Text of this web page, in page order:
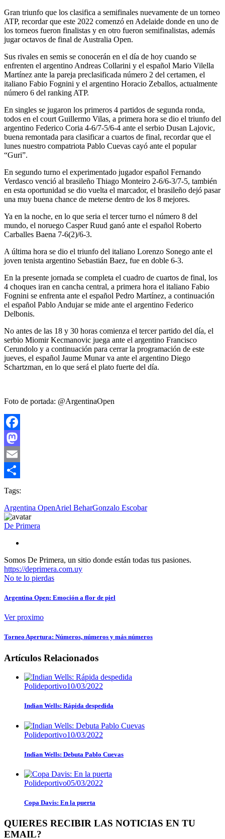
Gran triunfo que los clasifica a semifinales nuevamente de un torneo
ATP, recordar que este 2022 comenzó en Adelaide donde en uno de
los torneos fueron finalistas y en otro fueron semifinalistas, además
jugar octavos de final de Australia Open.
Sus rivales en semis se conocerán en el día de hoy cuando se
enfrenten el argentino Andreas Collarini y el español Mario Vilella
Martínez ante la pareja preclasificada número 2 del certamen, el
italiano Fabio Fognini y el argentino Horacio Zeballos, actualmente
número 6 del ranking ATP.
En singles se jugaron los primeros 4 partidos de segunda ronda,
todos en el court Guillermo Vilas, a primera hora se dio el triunfo del
argentino Federico Coria 4-6/7-5/6-4 ante el serbio Dusan Lajovic,
buena remontada para clasificar a cuartos de final, recordar que el
lunes nuestro compatriota Pablo Cuevas cayó ante el popular
“Guri”.
En segundo turno el experimentado jugador español Fernando
Verdasco venció al brasileño Thiago Monteiro 2-6/6-3/7-5, también
en esta oportunidad se dio vuelta el marcador, el brasileño dejó pasar
una muy buena chance de meterse dentro de los 8 mejores.
Ya en la noche, en lo que seria el tercer turno el número 8 del
mundo, el noruego Casper Ruud ganó ante el español Roberto
Carballes Baena 7-6(2)/6-3.
A última hora se dio el triunfo del italiano Lorenzo Sonego ante el
joven tenista argentino Sebastián Baez, fue en doble 6-3.
En la presente jornada se completa el cuadro de cuartos de final, los
4 choques iran en cancha central, a primera hora el italiano Fabio
Fognini se enfrenta ante el español Pedro Martínez, a continuación
el español Pablo Andujar se mide ante el argentino Federico
Delbonis.
No antes de las 18 y 30 horas comienza el tercer partido del día, el
serbio Miomir Kecmanovic juega ante el argentino Francisco
Cerundolo y a continuación para cerrar la programación de este
jueves, el español Jaume Munar va ante el argentino Diego
Schartzman, en lo que será el plato fuerte del día.
Foto de portada: @ArgentinaOpen
Facebook
Mastodon
Email
Compartir
Tags:
Argentina OpenAriel BeharGonzalo Escobar
De Primera
Somos De Primera, un sitio donde están todas tus pasiones.
https://deprimera.com.uy
No te lo pierdas
Argentina Open: Emoción a flor de piel
Ver proximo
Torneo Apertura: Números, números y más números
Artículos Relacionados
Polideportivo10/03/2022
Indian Wells: Rápida despedida
Polideportivo10/03/2022
Indian Wells: Debuta Pablo Cuevas
Polideportivo05/03/2022
Copa Davis: En la puerta
QUIERES RECIBIR LAS NOTICIAS EN TU
EMAIL?